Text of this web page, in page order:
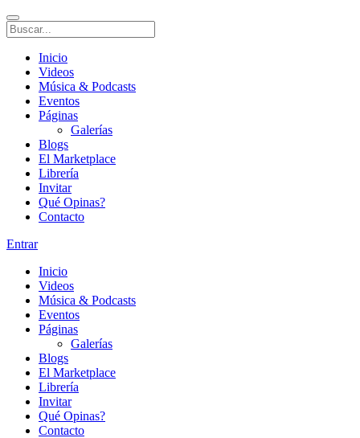
Inicio
Videos
Música & Podcasts
Eventos
Páginas
Galerías
Blogs
El Marketplace
Librería
Invitar
Qué Opinas?
Contacto
Entrar
Inicio
Videos
Música & Podcasts
Eventos
Páginas
Galerías
Blogs
El Marketplace
Librería
Invitar
Qué Opinas?
Contacto